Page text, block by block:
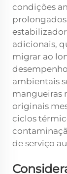
condições
adicionais,
migrar ao
ambientais
mangueiras
originais
ciclos
de serviço